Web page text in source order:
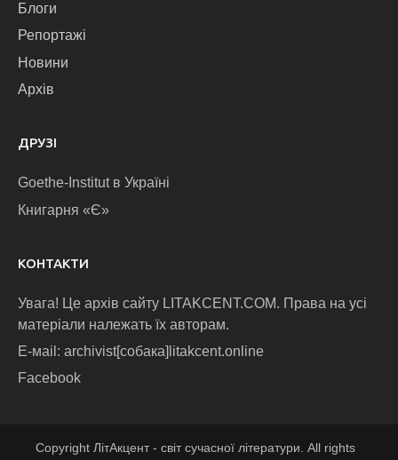
Блоги
Репортажі
Новини
Архів
ДРУЗІ
Goethe-Institut в Україні
Книгарня «Є»
КОНТАКТИ
Увага! Це архів сайту LITAKCENT.COM. Права на усі
матеріали належать їх авторам.
E-маіl: archivist[собака]litakcent.online
Facebook
Copyright ЛітАкцент - світ сучасної літератури. All rights